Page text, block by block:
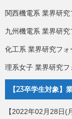
関西機電系 業界研
九州機電系 業界研
化工系 業界研究フォ
理系女子 業界研究フ
【23卒学生対象】
【2022年02月28日(